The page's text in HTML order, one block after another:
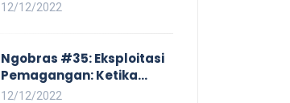
Mulai Dari No Work No Pay
12/12/2022
Ngobras #35: Eksploitasi
Pemagangan: Ketika
Instituasi Pendidikan
12/12/2022